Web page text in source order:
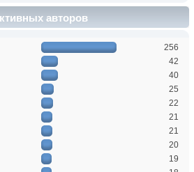
авторов
256
42
40
25
22
21
21
20
19